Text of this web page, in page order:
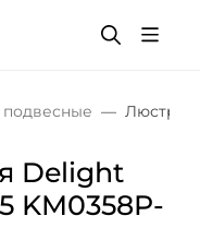
Люстра
Delight
KM0358P-